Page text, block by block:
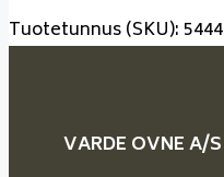
Tuotetunnus (SKU): 5444
VARDE OVNE A/S